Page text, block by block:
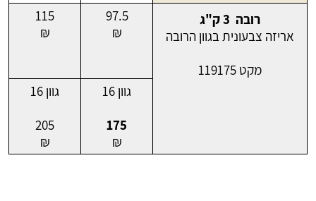
רובה 3 ק"ג
אריזה צבעונית בגוון הרובה
מקט 119175
97.5
₪
115
₪
גוון 16
175
₪
גוון 16
205
₪